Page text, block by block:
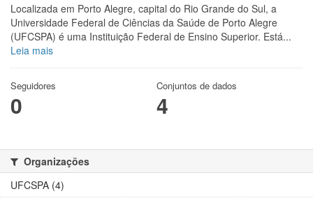
Localizada em Porto Alegre, capital do Rio Grande do Sul, a
Universidade Federal de Ciências da Saúde de Porto Alegre
(UFCSPA) é uma Instituição Federal de Ensino Superior. Está...
Leia mais
Seguidores
0
Conjuntos de dados
4
Organizações
UFCSPA (4)